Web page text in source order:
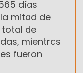
días
mitad de
total de
mientras
fueron